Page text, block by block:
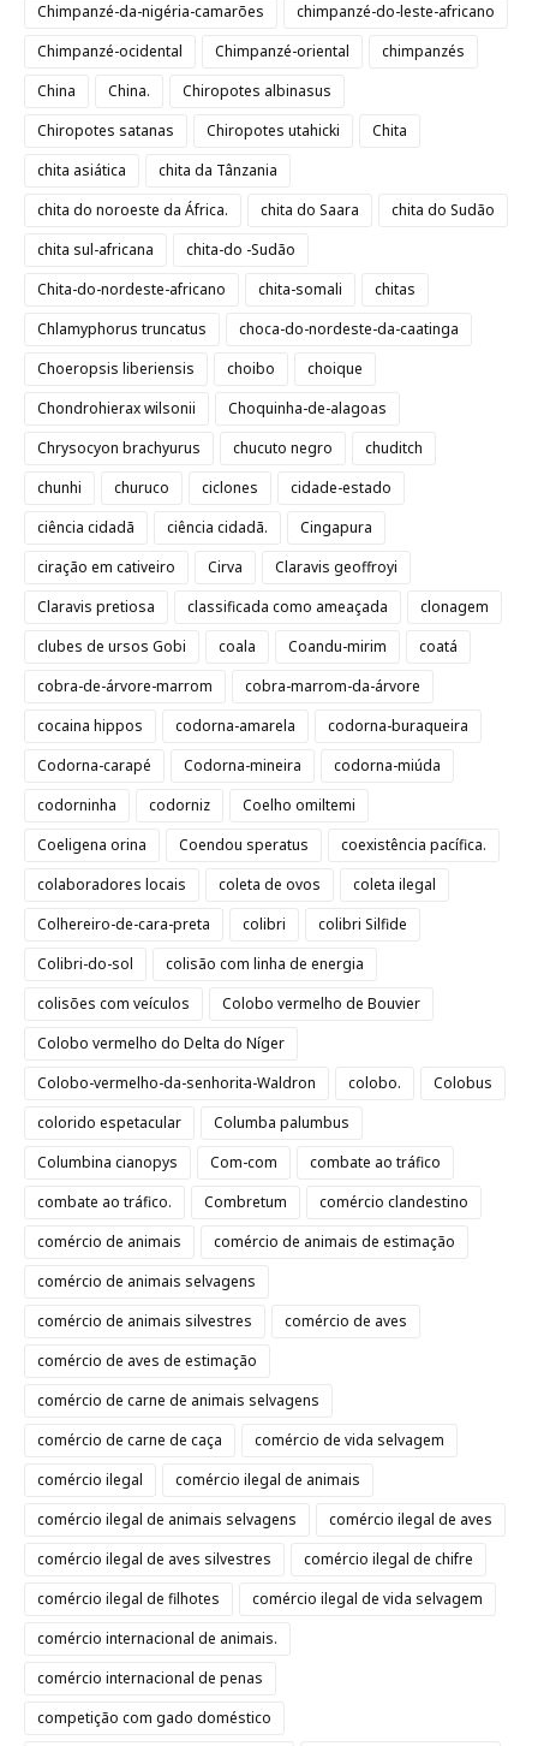
Chimpanzé-da-nigéria-camarões
chimpanzé-do-leste-africano
Chimpanzé-ocidental
Chimpanzé-oriental
chimpanzés
China
China.
Chiropotes albinasus
Chiropotes satanas
Chiropotes utahicki
Chita
chita asiática
chita da Tânzania
chita do noroeste da África.
chita do Saara
chita do Sudão
chita sul-africana
chita-do -Sudão
Chita-do-nordeste-africano
chita-somali
chitas
Chlamyphorus truncatus
choca-do-nordeste-da-caatinga
Choeropsis liberiensis
choibo
choique
Chondrohierax wilsonii
Choquinha-de-alagoas
Chrysocyon brachyurus
chucuto negro
chuditch
chunhi
churuco ciclones
cidade-estado
ciência cidadã
ciência cidadã.
Cingapura
ciração em cativeiro
Cirva
Claravis geoffroyi
Claravis pretiosa
classificada como ameaçada
clonagem
clubes de ursos Gobi
coala Coandu-mirim
coatá
cobra-de-árvore-marrom
cobra-marrom-da-árvore
cocaina hippos
codorna-amarela
codorna-buraqueira
Codorna-carapé
Codorna-mineira
codorna-miúda
codorninha
codorniz
Coelho omiltemi
Coeligena orina
Coendou speratus
coexistência pacífica.
colaboradores locais
coleta de ovos
coleta ilegal
Colhereiro-de-cara-preta
colibri
colibri Silfide
Colibri-do-sol
colisão com linha de energia
colisões com veículos
Colobo vermelho de Bouvier
Colobo vermelho do Delta do Níger
Colobo-vermelho-da-senhorita-Waldron
colobo.
Colobus
colorido espetacular
Columba palumbus
Columbina cianopys
Com-com
combate ao tráfico
combate ao tráfico.
Combretum
comércio clandestino
comércio de animais
comércio de animais de estimação
comércio de animais selvagens
comércio de animais silvestres
comércio de aves
comércio de aves de estimação
comércio de carne de animais selvagens
comércio de carne de caça
comércio de vida selvagem
comércio ilegal
comércio ilegal de animais
comércio ilegal de animais selvagens
comércio ilegal de aves
comércio ilegal de aves silvestres
comércio ilegal de chifre
comércio ilegal de filhotes
comércio ilegal de vida selvagem
comércio internacional de animais.
comércio internacional de penas
competição com gado doméstico